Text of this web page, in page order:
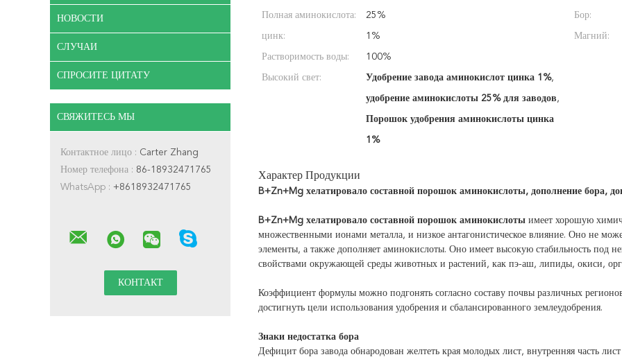
НОВОСТИ
СЛУЧАИ
СПРОСИТЕ ЦИТАТУ
СВЯЖИТЕСЬ МЫ
Контактное лицо : Carter Zhang
Номер телефона : 86-18932471765
WhatsApp : +8618932471765
Полная аминокислота: 25% Бор:
цинк: 1% Магний:
Растворимость воды: 100%
Высокий свет: Удобрение завода аминокислот цинка 1%,
удобрение аминокислоты 25% для заводов,
Порошок удобрения аминокислоты цинка
1%
Характер Продукции
B+Zn+Mg хелатировало составной порошок аминокислоты, дополнение бора,
B+Zn+Mg хелатировало составной порошок аминокислоты имеет хорошую
множественными ионами металла, и низкое антагонистическое влияние. Оно не
элементы, а также дополняет аминокислоты. Оно имеет высокую стабильность под
свойствами окружающей среды животных и растений, как пэ-аш, липиды, окиси,
Коэффициент формулы можно подгонять согласно составу почвы различных
достигнуть цели использования удобрения и сбалансированного землеудобрения.
Знаки недостатка бора
Дефицит бора завода обнародован желтеть края молодых лист, внутренняя часть